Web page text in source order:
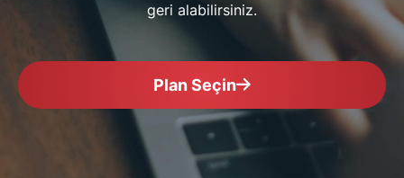
geri alabilirsiniz.
Plan Seçin